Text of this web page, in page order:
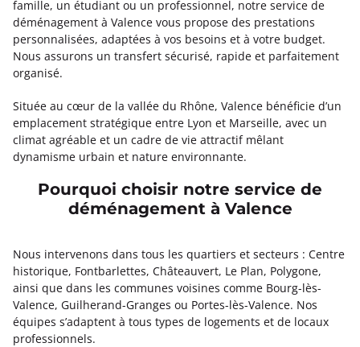
famille, un étudiant ou un professionnel, notre service de
déménagement à Valence vous propose des prestations
personnalisées, adaptées à vos besoins et à votre budget.
Nous assurons un transfert sécurisé, rapide et parfaitement
organisé.
Située au cœur de la vallée du Rhône, Valence bénéficie d’un
emplacement stratégique entre Lyon et Marseille, avec un
climat agréable et un cadre de vie attractif mêlant
dynamisme urbain et nature environnante.
Pourquoi choisir notre service de
déménagement à Valence
Nous intervenons dans tous les quartiers et secteurs : Centre
historique, Fontbarlettes, Châteauvert, Le Plan, Polygone,
ainsi que dans les communes voisines comme Bourg-lès-
Valence, Guilherand-Granges ou Portes-lès-Valence. Nos
équipes s’adaptent à tous types de logements et de locaux
professionnels.